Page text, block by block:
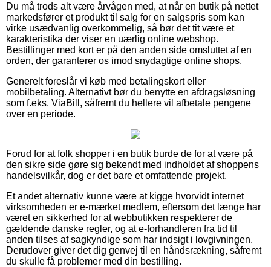
Du må trods alt være årvågen med, at når en butik på nettet
markedsfører et produkt til salg for en salgspris som kan
virke usædvanlig overkommelig, så bør det tit være et
karakteristika der viser en uærlig online webshop.
Bestillinger med kort er på den anden side omsluttet af en
orden, der garanterer os imod snydagtige online shops.
Generelt foreslår vi køb med betalingskort eller
mobilbetaling. Alternativt bør du benytte en afdragsløsning
som f.eks. ViaBill, såfremt du hellere vil afbetale pengene
over en periode.
Forud for at folk shopper i en butik burde de for at være på
den sikre side gøre sig bekendt med indholdet af shoppens
handelsvilkår, dog er det bare et omfattende projekt.
Et andet alternativ kunne være at kigge hvorvidt internet
virksomheden er e-mærket medlem, eftersom det længe har
været en sikkerhed for at webbutikken respekterer de
gældende danske regler, og at e-forhandleren fra tid til
anden tilses af sagkyndige som har indsigt i lovgivningen.
Derudover giver det dig genvej til en håndsrækning, såfremt
du skulle få problemer med din bestilling.